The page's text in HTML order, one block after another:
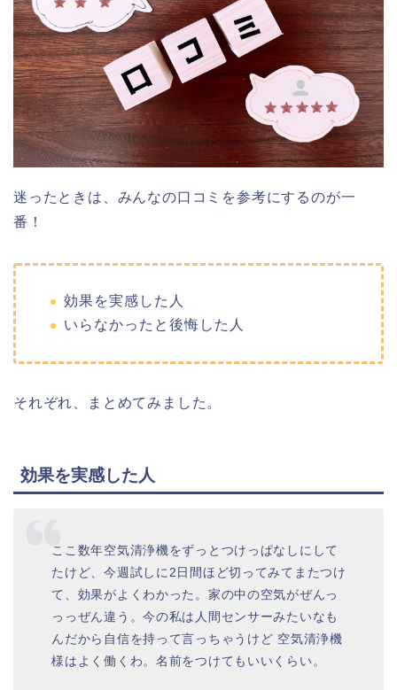
迷ったときは、みんなの口コミを参考にするのが一
番！
効果を実感した人
いらなかったと後悔した人
それぞれ、まとめてみました。
効果を実感した人
ここ数年空気清浄機をずっとつけっぱなしにして
たけど、今週試しに2日間ほど切ってみてまたつけ
て、効果がよくわかった。家の中の空気がぜんっ
っっぜん違う。今の私は人間センサーみたいなも
んだから自信を持って言っちゃうけど 空気清浄機
様はよく働くわ。名前をつけてもいいくらい。